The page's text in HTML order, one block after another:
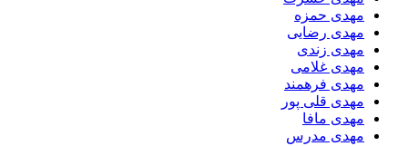
مهدی حمزه
مهدی رضایی
مهدی زندی
مهدی غلامی
مهدی فرهمند
مهدی قلی پور
مهدی مافا
مهدی مدرس